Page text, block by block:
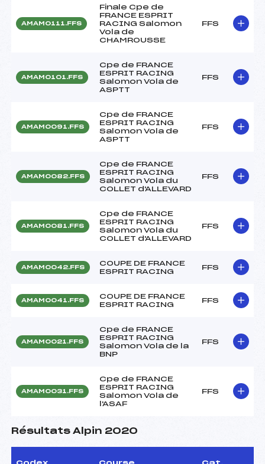
AMAM0111.FFS
Finale Cpe de
FRANCE ESPRIT
RACING Salomon
Vola de
CHAMROUSSE
FFS
AMAM0101.FFS
Cpe de FRANCE
ESPRIT RACING
Salomon Vola de
ASPTT
FFS
AMAM0091.FFS
Cpe de FRANCE
ESPRIT RACING
Salomon Vola de
ASPTT
FFS
AMAM0082.FFS
Cpe de FRANCE
ESPRIT RACING
Salomon Vola du
COLLET d'ALLEVARD
FFS
AMAM0081.FFS
Cpe de FRANCE
ESPRIT RACING
Salomon Vola du
COLLET d'ALLEVARD
FFS
AMAM0042.FFS
COUPE DE FRANCE
ESPRIT RACING
FFS
AMAM0041.FFS
COUPE DE FRANCE
ESPRIT RACING
FFS
AMAM0021.FFS
Cpe de FRANCE
ESPRIT RACING
Salomon Vola de la
BNP
FFS
AMAM0031.FFS
Cpe de FRANCE
ESPRIT RACING
Salomon Vola de
l'ASAF
FFS
Résultats Alpin 2020
Codex Course Cat.